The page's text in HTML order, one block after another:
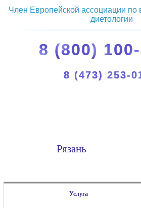
Член Европейской ассоциации по
диетологии
8 (800)
8 (473) 253-
Рязань
Услуга